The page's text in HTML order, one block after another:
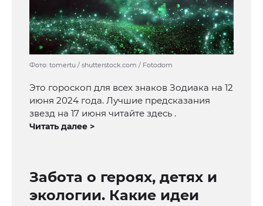
Фото: tomertu / shutterstock.com / Fotodom
Это гороскоп для всех знаков Зодиака на 12
июня 2024 года. Лучшие предсказания
звезд на 17 июня читайте здесь .
Читать далее >
Забота о героях, детях и
экологии. Какие идеи